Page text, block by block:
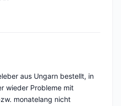
aus Ungarn bestellt, in
wieder Probleme mit
monatelang nicht